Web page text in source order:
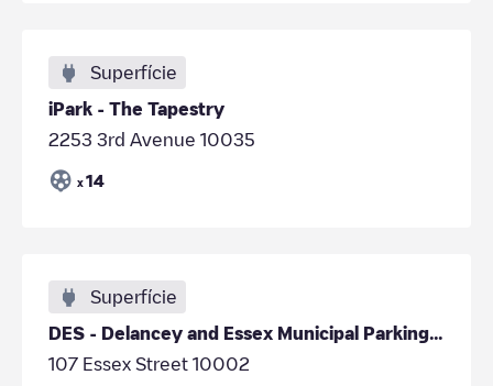
Superfície
iPark - The Tapestry
2253 3rd Avenue 10035
x 14
Superfície
DES - Delancey and Essex Municipal Parking Garage
107 Essex Street 10002